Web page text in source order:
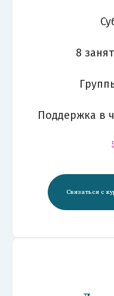
8
Поддержка в
Связаться с